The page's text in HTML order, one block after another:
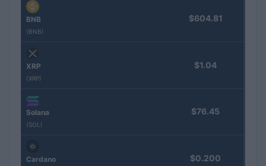
BNB
(BNB)
$604.81
XRP
(XRP)
$1.04
Solana
(SOL)
$76.45
Cardano $0.200